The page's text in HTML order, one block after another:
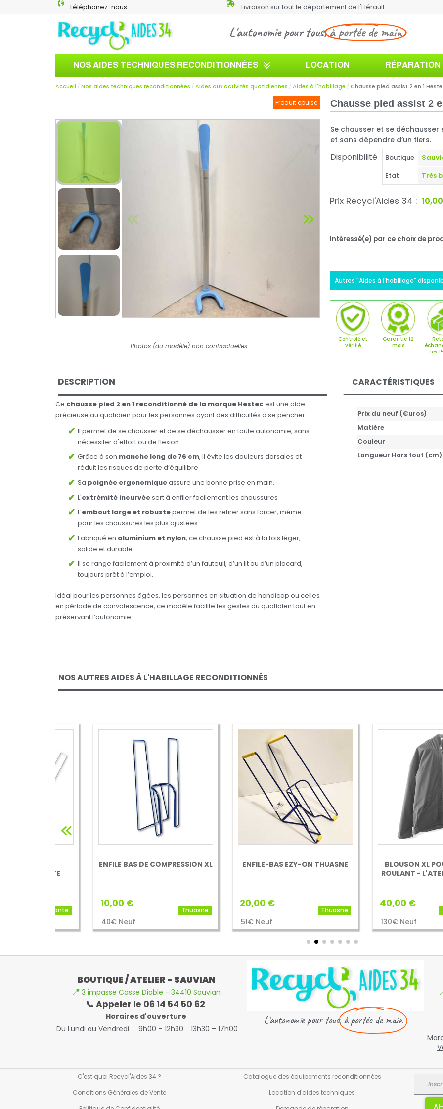
Téléphonez-nous Livraison sur tout le département de l'Hérault
L'autonomie pour tous,à portée de main
NOS AIDES TECHNIQUES RECONDITIONNÉES LOCATION RÉPARATION
Accueil Nos aides techniques reconditionnées Aides aux activités quotidiennes Aides à l'habillage Chausse pied assist 2 en 1
Produit épuisé
Photos (du modèle) non contractuelles
Chausse pied assist 2
Se chausser et se
et sans dépendre d’un tiers.
Disponibilité
Boutique
Etat
Prix Recycl'Aides 34 :
Intéressé(e) par ce choix de
Autres "Aides à l'habillage"
Contrôlé et
vérifié
Garantie 12
mois
les
DESCRIPTION
Ce chausse pied 2 en 1 reconditionné de la marque Hestec est une aide
précieuse au quotidien pour les personnes ayant des difficultés à se pencher.
Il permet de se chausser et de se déchausser en toute autonomie, sans
nécessiter d'effort ou de flexion.
Grâce à son manche long de 76 cm, il évite les douleurs dorsales et
réduit les risques de perte d’équilibre.
Sa poignée ergonomiqueassure une bonne prise en main.
L'extrémité incurvéesert à enfiler facilement les chaussures
L’embout large et robustepermet de les retirer sans forcer, même
pour les chaussures les plus ajustées.
Fabriqué en aluminium et nylon, ce chausse pied est à la fois léger,
solide et durable.
Il se range facilement à proximité d’un fauteuil, d’un lit ou d’un placard,
toujours prêt à l’emploi.
Idéal pour les personnes âgées, les personnes en situation de handicap ou celles
en période de convalescence, ce modèle facilite les gestes du quotidien tout en
préservant l’autonomie.
CARACTÉRISTIQUES
Prix du neuf (€uros)
Matière
Couleur
Longueur Hors tout (cm)
NOS AUTRES AIDES À L'HABILLAGE RECONDITIONNÉS
ENFILE BAS DE COMPRESSION XL
40€ Neuf
ENFILE-BAS EZY-ON THUASNE
20,00 €
BLOUSON XL POUR
ROULANT - L'ATELIER
40,00 €
130€ Neuf
Atelier
BOUTIQUE / ATELIER - SAUVIAN
📍 3 impasse Casse Diable - 34410 Sauvian
📞 Appeler le 06 14 54 50 62
Horaires d'ouverture
Du Lundi au Vendredi
9h00 – 12h30 13h30 – 17h00
L'autonomie pour tous,à portée de main
C'est quoi Recycl'Aides 34 ?
Conditions Générales de Vente
Catalogue des équipements reconditionnées
Location d'aides techniques